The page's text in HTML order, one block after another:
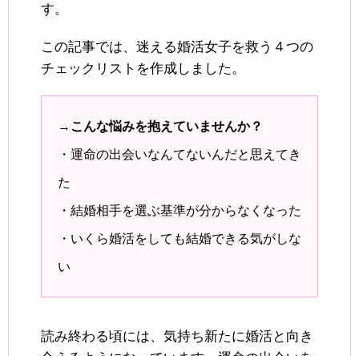
す。
この記事では、迷える婚活女子を救う４つの
チェックリストを作成しました。
→こんな悩みを抱えていませんか？
・運命の出会いなんてないんだと思えてき
た
・結婚相手を選ぶ基準が分からなくなった
・いくら婚活をしても結婚できる気がしな
い
読み終わる頃には、気持ち新たに婚活と向き